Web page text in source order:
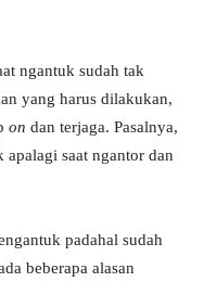
ngantuk sudah tak
yang harus dilakukan,
on dan terjaga. Pasalnya,
saat ngantor dan
padahal sudah
beberapa alasan